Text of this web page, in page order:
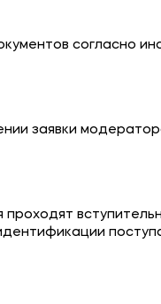
согласно
заявки